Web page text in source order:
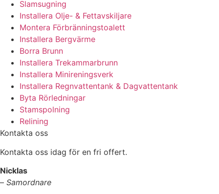
Slamsugning
Installera Olje- & Fettavskiljare
Montera Förbränningstoalett
Installera Bergvärme
Borra Brunn
Installera Trekammarbrunn
Installera Minireningsverk
Installera Regnvattentank & Dagvattentank
Byta Rörledningar
Stamspolning
Relining
Kontakta oss
Kontakta oss idag för en fri offert.
Nicklas
– Samordnare